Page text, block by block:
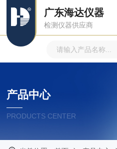
广东海达仪器
检测仪器供应商
产品中心
PRODUCTS CENTER